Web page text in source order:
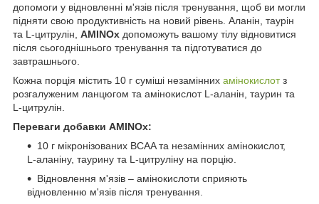
допомоги у відновленні м'язів після тренування, щоб ви могли
підняти свою продуктивність на новий рівень. Аланін, таурін
та L-цитрулін, AMINOx допоможуть вашому тілу відновитися
після сьогоднішнього тренування та підготуватися до
завтрашнього.
Кожна порція містить 10 г суміші незамінних амінокислотз
розгалуженим ланцюгом та амінокислот L-аланін, таурин та
L-цитрулін.
Переваги добавки AMINOx:
10 г мікронізованих BCAA та незамінних амінокислот,
L-аланіну, таурину та L-цитруліну на порцію.
Відновлення м'язів – амінокислоти сприяють
відновленню м'язів після тренування.